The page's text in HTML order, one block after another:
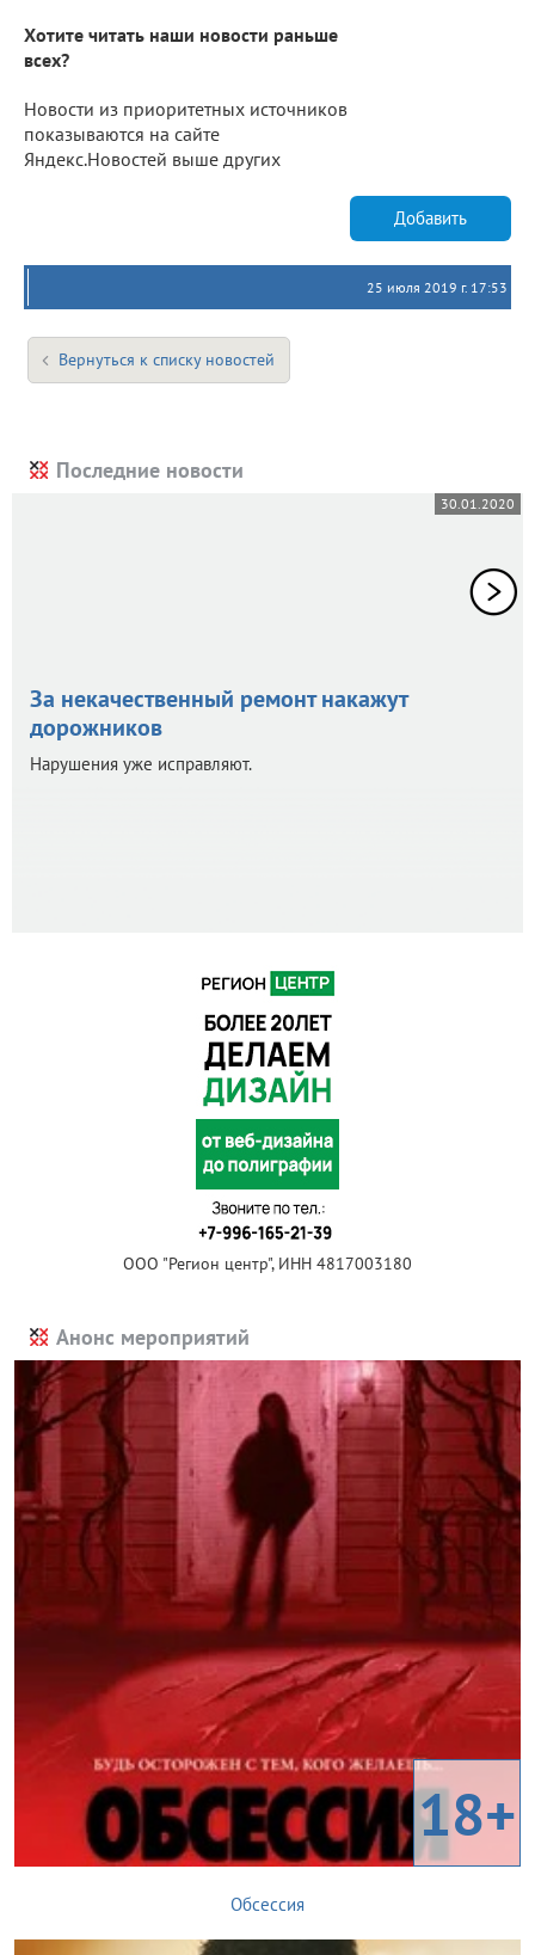
Хотите читать наши новости раньше
всех?
Новости из приоритетных источников
показываются на сайте
Яндекс.Новостей выше других
Добавить
25 июля 2019 г. 17:53
Вернуться к списку новостей
Последние новости
30.01.2020
За некачественный ремонт накажут
дорожников
Нарушения уже исправляют.
ООО "Регион центр", ИНН 4817003180
Анонс мероприятий
18+
Обсессия